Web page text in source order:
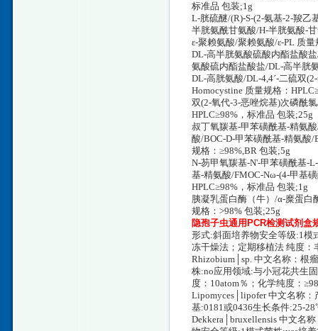
标准品 包装;1g
L-胱硫醚/(R)-S-(2-氨基-2-羧乙
半胱氨酰甘氨酸/H-半胱氨酸-
ε-聚赖氨酸/聚赖氨酸/ε-PL 质
DL-高半胱氨酸硫酸内酯盐酸
氨酸硫内酯盐酸盐/DL-高半胱
DL-高胱氨酸/DL-4,4ˊ-二硫双
Homocystine 质量规格：
双(2-氧代-3-恶唑烷基)次磷酰
HPLC≥98%，标准品 包装;25g
叔丁氧羰基-甲苯磺酰基-精氨
酸/BOC-D-甲苯磺酰基-精氨酸
规格：≥98%,BR 包装;5g
N-芴甲氧羰基-N'-甲苯磺酰基-
基-精氨酸/FMOC-Nω-(4-甲基
HPLC≥98%，标准品 包装;1g
胰凝乳蛋白酶（牛）/α-糜蛋白
规格：>98% 包装;25g
隐孢子虫通用PCR检测试剂盒
形式:斜面培养物安全等级:1模
冻干燥法；定期移植法 纯度：
Rhizobium│sp. 中文名称：根
株:no应用领域:与小冠花共生
度：10atom％；化学纯度：
Lipomyces│lipofer 中文名称
基:0181或0436生长条件:25-
Dekkera│bruxellensis 中文名